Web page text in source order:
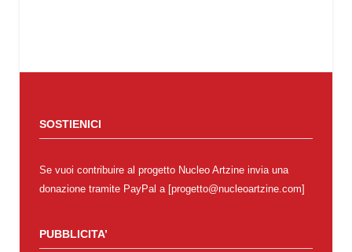
SOSTIENICI
Se vuoi contribuire al progetto Nucleo Artzine invia una
donazione tramite PayPal a [progetto@nucleoartzine.com]
PUBBLICITA’